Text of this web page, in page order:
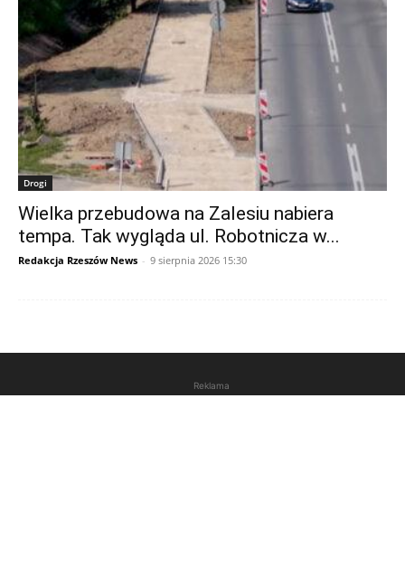
Drogi
Wielka przebudowa na Zalesiu nabiera
tempa. Tak wygląda ul. Robotnicza w...
Redakcja Rzeszów News - 9 sierpnia 2026 15:30
Reklama